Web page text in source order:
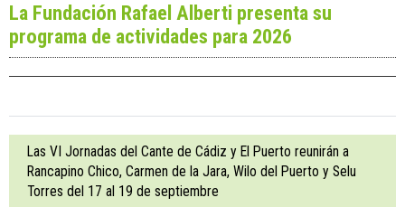
La Fundación Rafael Alberti presenta su
programa de actividades para 2026
Las VI Jornadas del Cante de Cádiz y El Puerto reunirán a
Rancapino Chico, Carmen de la Jara, Wilo del Puerto y Selu
Torres del 17 al 19 de septiembre